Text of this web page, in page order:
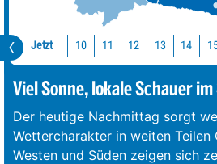
Jetzt 10 11 12 13 14
Viel Sonne, lokale Schauer im
Der heutige Nachmittag sorgt
Wettercharakter in weiten Teilen
Westen und Süden zeigen sich